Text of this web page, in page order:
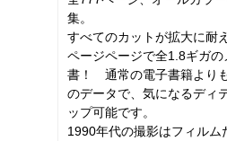
集。
すべてのカットが拡大に耐
ページページで全1.8ギガ
書！ 通常の電子書籍より
のデータで、気になるディ
ップ可能です。
1990年代の撮影はフィルム